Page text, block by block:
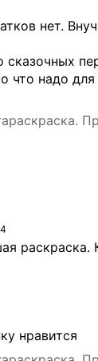
нет.
сказочных
что надо
раскраска.
нравится